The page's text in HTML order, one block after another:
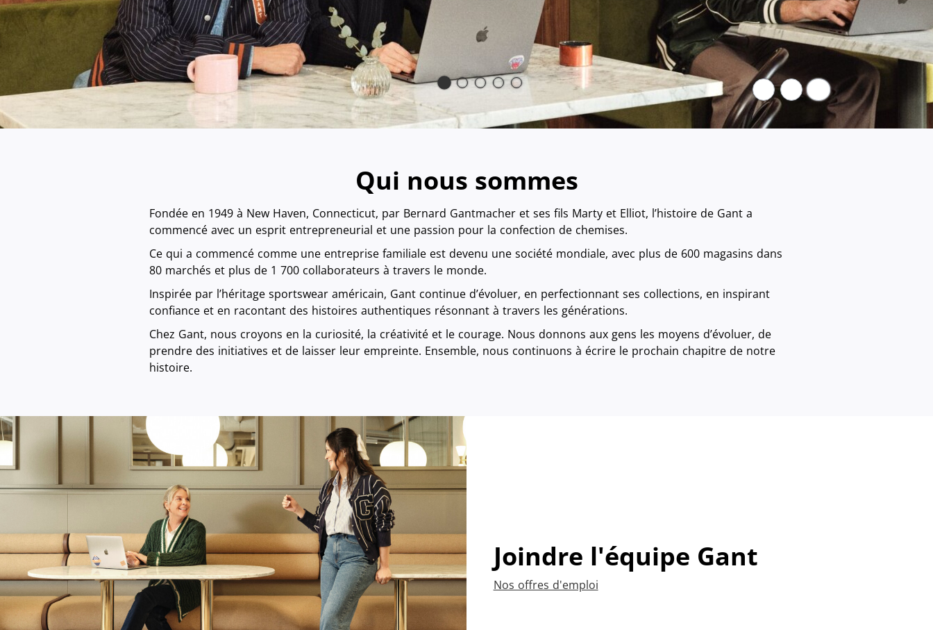
Pause
Qui nous sommes
Fondée en 1949 à New Haven, Connecticut, par Bernard Gantmacher et ses fils Marty et Elliot, l’histoire de Gant a
commencé avec un esprit entrepreneurial et une passion pour la confection de chemises.
Ce qui a commencé comme une entreprise familiale est devenu une société mondiale, avec plus de 600 magasins dans
80 marchés et plus de 1 700 collaborateurs à travers le monde.
Inspirée par l’héritage sportswear américain, Gant continue d’évoluer, en perfectionnant ses collections, en inspirant
confiance et en racontant des histoires authentiques résonnant à travers les générations.
Chez Gant, nous croyons en la curiosité, la créativité et le courage. Nous donnons aux gens les moyens d’évoluer, de
prendre des initiatives et de laisser leur empreinte. Ensemble, nous continuons à écrire le prochain chapitre de notre
histoire.
Joindre l'équipe Gant
Nos offres d'emploi